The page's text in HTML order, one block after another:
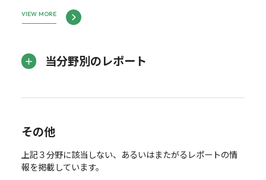
VIEW MORE
当分野別のレポート
その他
上記３分野に該当しない、あるいはまたがるレポートの情
報を掲載しています。